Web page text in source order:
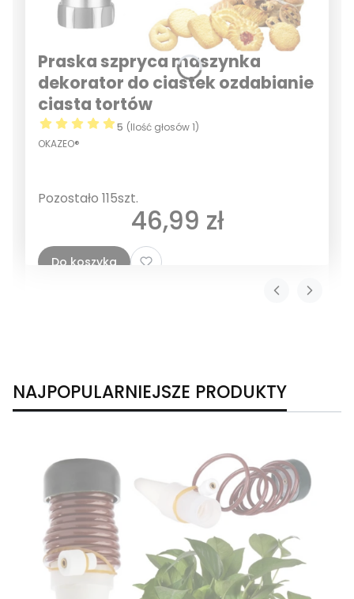
Praska szpryca maszynka
dekorator do ciastek ozdabianie
ciasta tortów
5 (Ilość głosów 1)
OKAZEO®
Pozostało 115szt.
Cena
46,99 zł
Do koszyka
NAJPOPULARNIEJSZE PRODUKTY